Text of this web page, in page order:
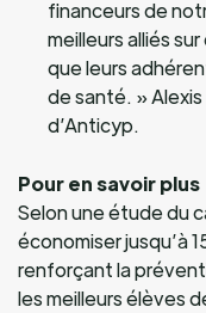
financeurs de
meilleurs alliés
que leurs
de santé. »
d’Anticyp.
Pour en savoir plus
Selon une étude du
économiser jusqu’à
renforçant la
les meilleurs élèves